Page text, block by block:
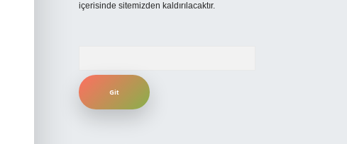
içerisinde sitemizden kaldırılacaktır.